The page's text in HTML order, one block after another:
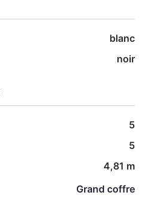
blanc
noir
5
5
4,81 m
Grand coffre